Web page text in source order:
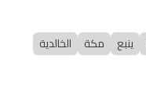
ينبع مكة
الخالدية